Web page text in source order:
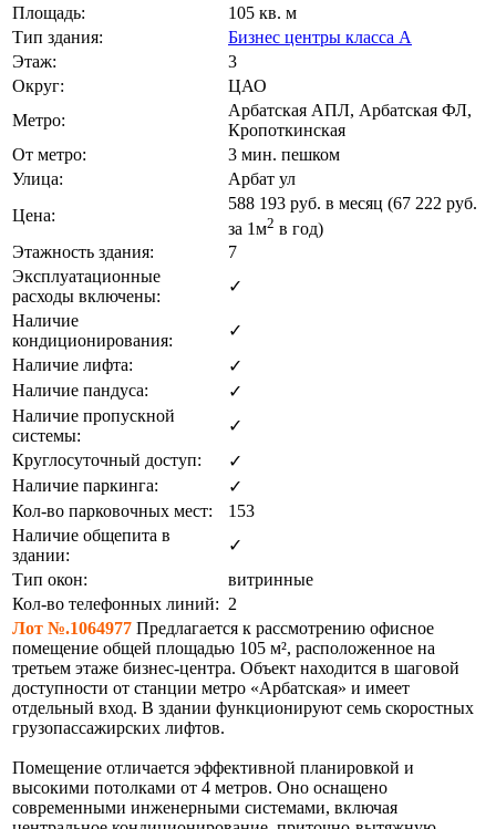
Площадь:
105 кв. м
Тип здания:
Бизнес центры класса А
Этаж:
3
Округ:
ЦАО
Метро:
Арбатская АПЛ, Арбатская ФЛ,
Кропоткинская
От метро:
3 мин. пешком
Улица:
Арбат ул
Цена:
588 193 руб. в месяц (67 222 руб.
за 1м2 в год)
Этажность здания:
7
Эксплуатационные
расходы включены:
✓
Наличие
кондиционирования:
✓
Наличие лифта:
✓
Наличие пандуса:
✓
Наличие пропускной
системы:
✓
Круглосуточный доступ:
✓
Наличие паркинга:
✓
Кол-во парковочных мест:
153
Наличие общепита в
здании:
✓
Тип окон:
витринные
Кол-во телефонных линий: 2
Лот №.1064977 Предлагается к рассмотрению офисное
помещение общей площадью 105 м², расположенное на
третьем этаже бизнес-центра. Объект находится в шаговой
доступности от станции метро «Арбатская» и имеет
отдельный вход. В здании функционируют семь скоростных
грузопассажирских лифтов.
Помещение отличается эффективной планировкой и
высокими потолками от 4 метров. Оно оснащено
современными инженерными системами, включая